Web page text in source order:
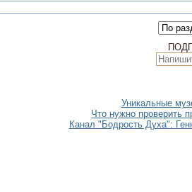
Уникальные
Что нужно проверить
Канал "Бодрость Духа":